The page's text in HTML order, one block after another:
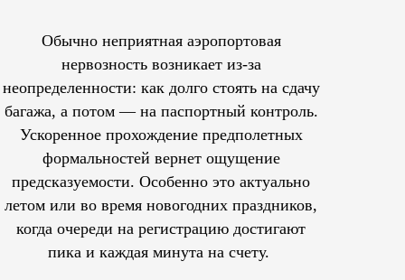
Обычно неприятная аэропортовая
нервозность возникает из-за
неопределенности: как долго стоять на сдачу
багажа, а потом — на паспортный контроль.
Ускоренное прохождение предполетных
формальностей вернет ощущение
предсказуемости. Особенно это актуально
летом или во время новогодних праздников,
когда очереди на регистрацию достигают
пика и каждая минута на счету.